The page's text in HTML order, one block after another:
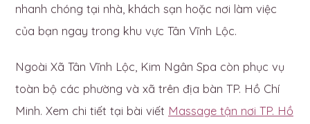
nhanh chóng tại nhà, khách sạn hoặc nơi làm việc
của bạn ngay trong khu vực Tân Vĩnh Lộc.
Ngoài Xã Tân Vĩnh Lộc, Kim Ngân Spa còn phục vụ
toàn bộ các phường và xã trên địa bàn TP. Hồ Chí
Minh. Xem chi tiết tại bài viết Massage tận nơi TP. Hồ